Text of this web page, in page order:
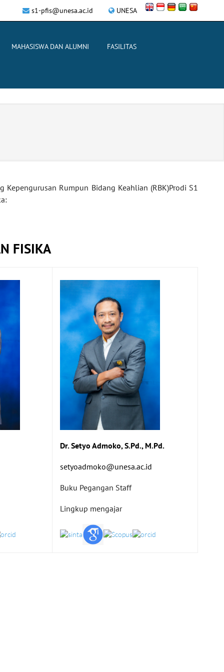
UNESA
s1-pfis@unesa.ac.id
MAHASISWA DAN ALUMNI FASILITAS
Rumpun Bidang Keahlian (RBK)Prodi S1
FISIKA
Dr. Setyo Admoko, S.Pd., M.Pd.
setyoadmoko@unesa.ac.id
Buku Pegangan Staff
Lingkup mengajar